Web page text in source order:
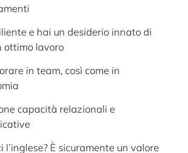
e hai un desiderio innato di
ottimo lavoro
in team, così come in
capacità relazionali e
l’inglese? È sicuramente un valore